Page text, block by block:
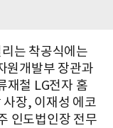
는 착공식에는
원개발부 장관과
재철 LG전자 홈
장, 이재성 에코
인도법인장 전무